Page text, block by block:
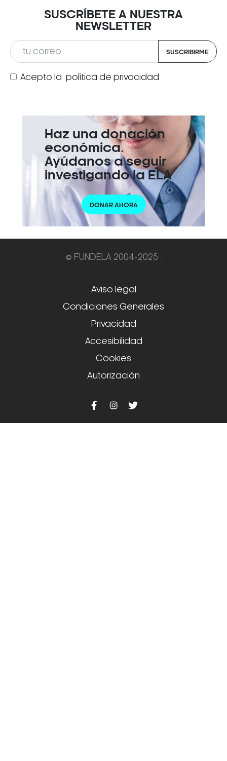
SUSCRÍBETE A NUESTRA
NEWSLETTER
SUSCRIBIRME
Acepto la política de privacidad
Haz una donación
económica.
Ayúdanos a seguir
investigando la ELA
DONAR AHORA
© FUNDELA 2004-2025 ·
Aviso legal
Condiciones Generales
Privacidad
Accesibilidad
Cookies
Autorización